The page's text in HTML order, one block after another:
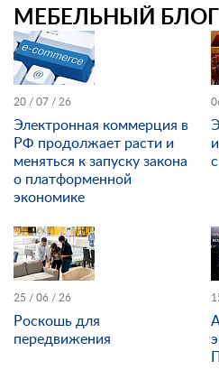
МЕБЕЛЬНЫЙ БЛОГ
20 / 07 / 26
Электронная коммерция в
РФ продолжает расти и
меняться к запуску закона
о платформенной
экономике
25 / 06 / 26
Роскошь для
передвижения